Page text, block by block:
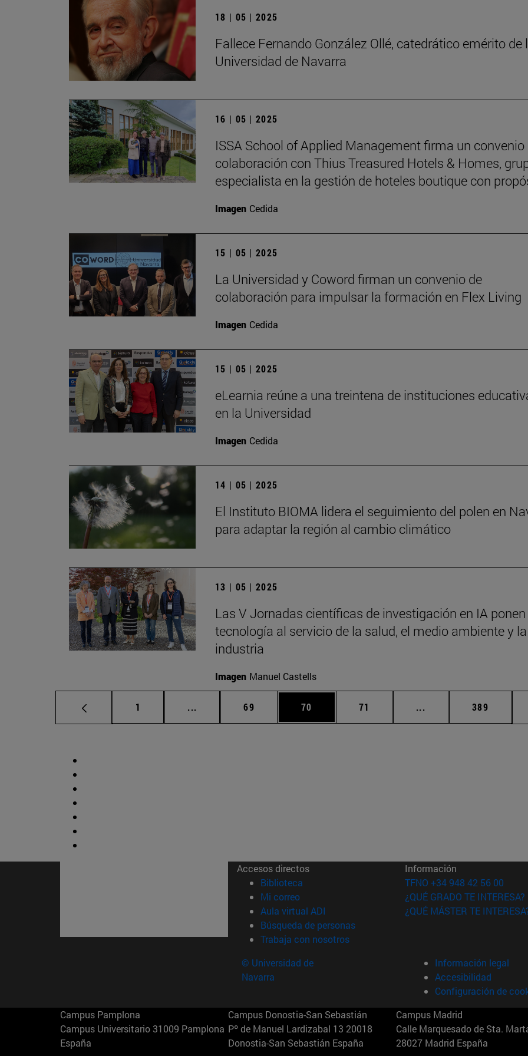
18 | 05 | 2025
Fallece Fernando González Ollé, catedrático emérito de
Universidad de Navarra
16 | 05 | 2025
ISSA School of Applied Management firma un convenio
colaboración con Thius Treasured Hotels & Homes,
especialista en la gestión de hoteles boutique con
Imagen Cedida
15 | 05 | 2025
La Universidad y Coword firman un convenio de
colaboración para impulsar la formación en Flex Living
Imagen Cedida
15 | 05 | 2025
eLearnia reúne a una treintena de instituciones
en la Universidad
Imagen Cedida
14 | 05 | 2025
El Instituto BIOMA lidera el seguimiento del polen en
para adaptar la región al cambio climático
13 | 05 | 2025
Las V Jornadas científicas de investigación en IA
tecnología al servicio de la salud, el medio ambiente y la
industria
Imagen Manuel Castells
Página
1 ... Páginas intermedias Use TAB para desplazarse.
Página
69 Página
70 Página
71 ... Páginas intermedias
Página
389
Accesos directos
Biblioteca (abre en nueva ventana)
Mi correo(abre en nueva ventana)
Aula virtual ADI (abre en nueva ventana)
Búsqueda de personas(abre en nueva ventana)
Trabaja con nosotros(abre en nueva ventana)
Información
TFNO +34 948 42 56 00
¿QUÉ GRADO TE INTERESA?
¿QUÉ MÁSTER TE
© Universidad de
Navarra
Información legal
Accesibilidad
Configuración de
Campus Pamplona
Campus Universitario 31009 Pamplona
España
Campus Donostia-San Sebastián
Pº de Manuel Lardizabal 13 20018
Donostia-San Sebastián España
Campus Madrid
Calle Marquesado de Sta.
28027 Madrid España